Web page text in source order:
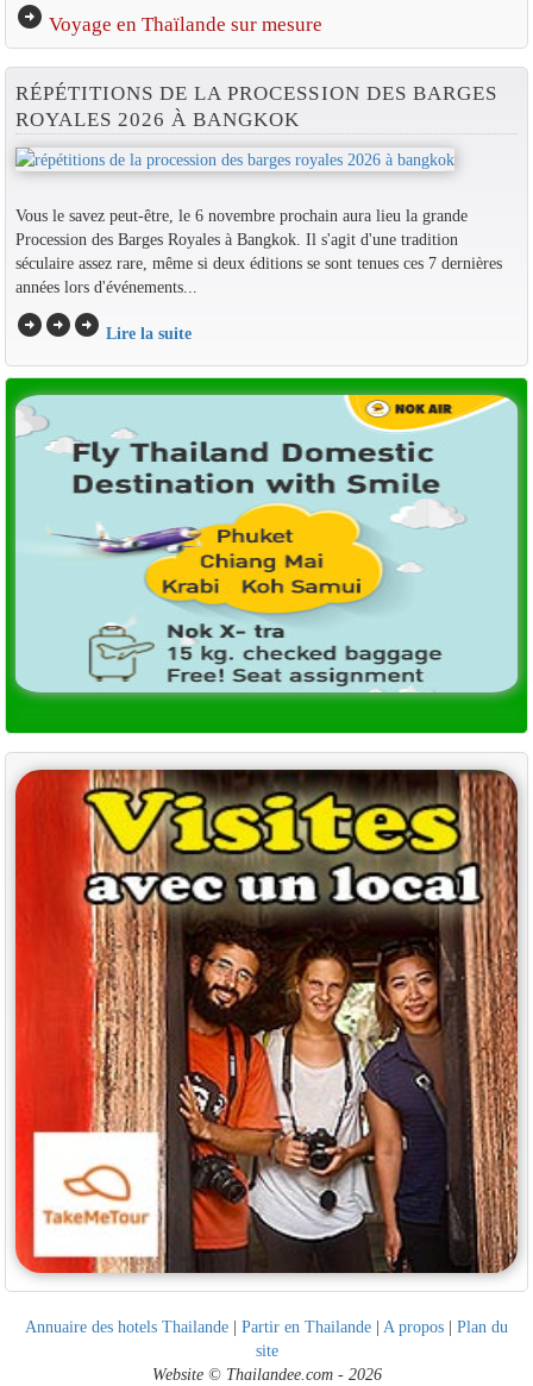
arrow_circle_right Voyage en Thaïlande sur mesure
RÉPÉTITIONS DE LA PROCESSION DES BARGES
ROYALES 2026 À BANGKOK
Vous le savez peut-être, le 6 novembre prochain aura lieu la grande
Procession des Barges Royales à Bangkok. Il s'agit d'une tradition
séculaire assez rare, même si deux éditions se sont tenues ces 7 dernières
années lors d'événements...
arrow_circle_rightarrow_circle_rightarrow_circle_right Lire la suite
Annuaire des hotels Thailande | Partir en Thailande | A propos | Plan du
site
Website © Thailandee.com - 2026